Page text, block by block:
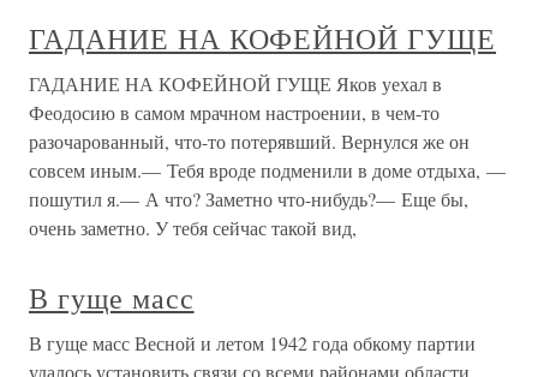
ГАДАНИЕ НА КОФЕЙНОЙ ГУЩЕ
ГАДАНИЕ НА КОФЕЙНОЙ ГУЩЕ Яков уехал в
Феодосию в самом мрачном настроении, в чем-то
разочарованный, что-то потерявший. Вернулся же он
совсем иным.— Тебя вроде подменили в доме отдыха, —
пошутил я.— А что? Заметно что-нибудь?— Еще бы,
очень заметно. У тебя сейчас такой вид,
В гуще масс
В гуще масс Весной и летом 1942 года обкому партии